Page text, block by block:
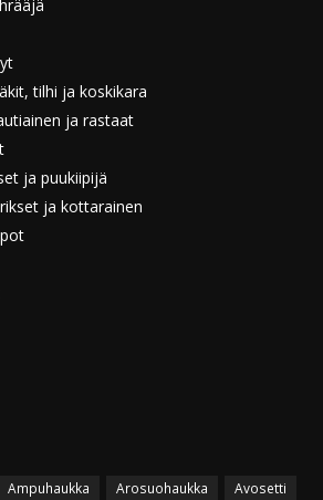
tilhi ja koskikara
ja rastaat
ja puukiipijä
ja kottarainen
Ampuhaukka Arosuohaukka
Avosetti